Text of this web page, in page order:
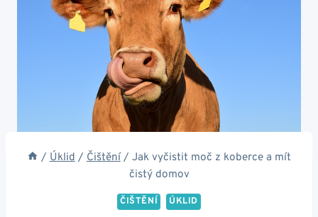
/ Úklid / Čištění / Jak vyčistit moč z koberce a mít
čistý domov
ČIŠTĚNÍ ÚKLID